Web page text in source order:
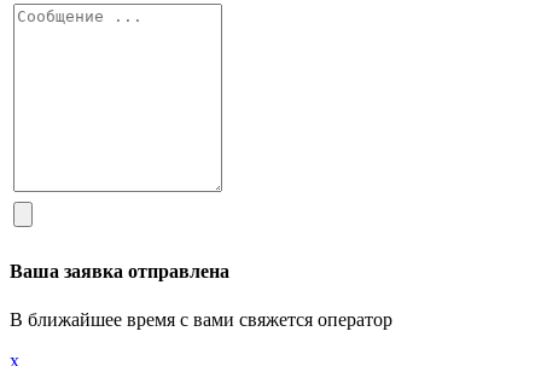
Ваша заявка отправлена
В ближайшее время с вами свяжется оператор
х